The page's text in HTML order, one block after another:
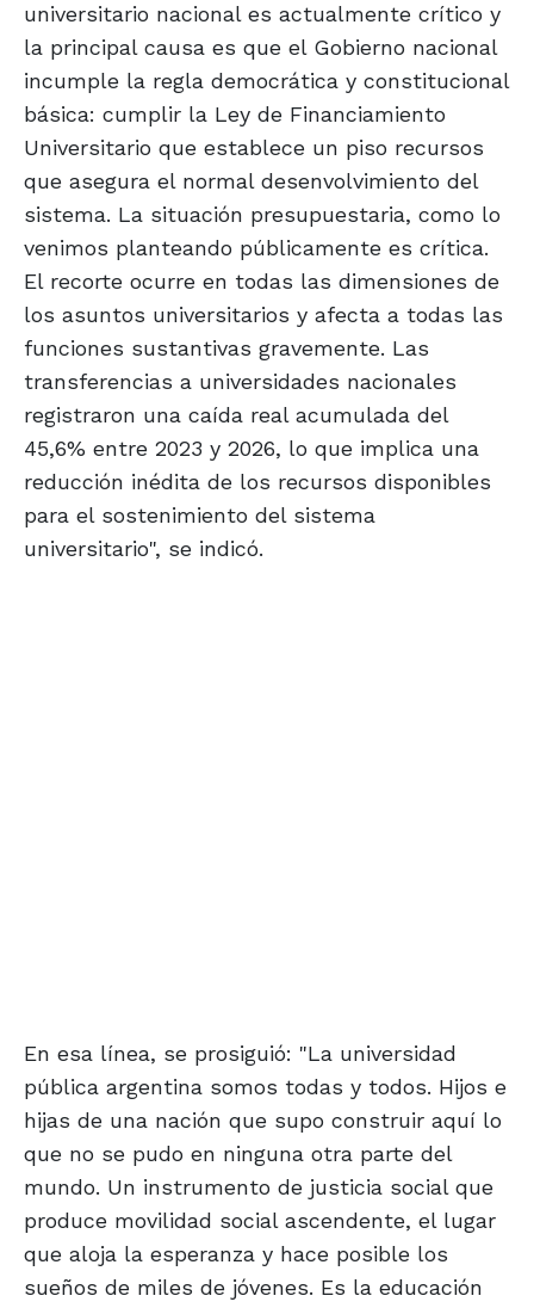
universitario nacional es actualmente crítico y
la principal causa es que el Gobierno nacional
incumple la regla democrática y constitucional
básica: cumplir la Ley de Financiamiento
Universitario que establece un piso recursos
que asegura el normal desenvolvimiento del
sistema. La situación presupuestaria, como lo
venimos planteando públicamente es crítica.
El recorte ocurre en todas las dimensiones de
los asuntos universitarios y afecta a todas las
funciones sustantivas gravemente. Las
transferencias a universidades nacionales
registraron una caída real acumulada del
45,6% entre 2023 y 2026, lo que implica una
reducción inédita de los recursos disponibles
para el sostenimiento del sistema
universitario", se indicó.
En esa línea, se prosiguió: "La universidad
pública argentina somos todas y todos. Hijos e
hijas de una nación que supo construir aquí lo
que no se pudo en ninguna otra parte del
mundo. Un instrumento de justicia social que
produce movilidad social ascendente, el lugar
que aloja la esperanza y hace posible los
sueños de miles de jóvenes. Es la educación